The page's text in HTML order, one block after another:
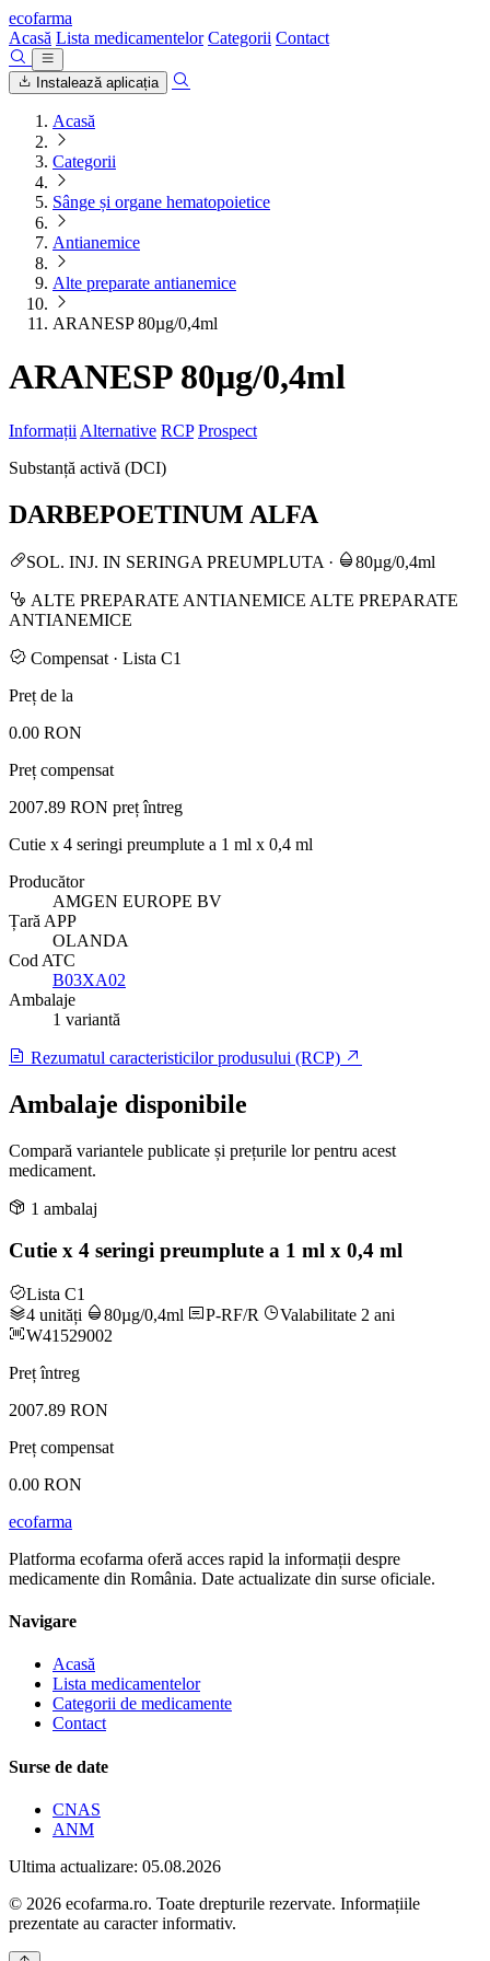
ecofarma
Acasă Lista medicamentelor Categorii Contact
Instalează aplicația
Acasă
Categorii
Sânge și organe hematopoietice
Antianemice
Alte preparate antianemice
ARANESP 80µg/0,4ml
ARANESP 80µg/0,4ml
Informații Alternative RCP Prospect
Substanță activă (DCI)
DARBEPOETINUM ALFA
SOL. INJ. IN SERINGA PREUMPLUTA · 80µg/0,4ml
ALTE PREPARATE ANTIANEMICE ALTE PREPARATE
ANTIANEMICE
Compensat · Lista C1
Preț de la
0.00 RON
Preț compensat
2007.89 RON preț întreg
Cutie x 4 seringi preumplute a 1 ml x 0,4 ml
Producător
AMGEN EUROPE BV
Țară APP
OLANDA
Cod ATC
B03XA02
Ambalaje
1 variantă
Rezumatul caracteristicilor produsului (RCP)
Ambalaje disponibile
Compară variantele publicate și prețurile lor pentru acest
medicament.
1 ambalaj
Cutie x 4 seringi preumplute a 1 ml x 0,4 ml
Lista C1
4 unități
80µg/0,4ml P-RF/R
Valabilitate 2 ani
W41529002
Preț întreg
2007.89 RON
Preț compensat
0.00 RON
ecofarma
Platforma ecofarma oferă acces rapid la informații despre
medicamente din România. Date actualizate din surse oficiale.
Navigare
Acasă
Lista medicamentelor
Categorii de medicamente
Contact
Surse de date
CNAS
ANM
Ultima actualizare: 05.08.2026
© 2026 ecofarma.ro. Toate drepturile rezervate. Informațiile
prezentate au caracter informativ.